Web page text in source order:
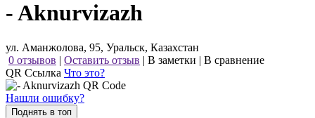
- Aknurvizazh
ул. Аманжолова, 95, Уральск, Казахстан
0 отзывов | Оставить отзыв | В заметки | В сравнение
QR Ссылка Что это?
Нашли ошибку?
Поднять в топ